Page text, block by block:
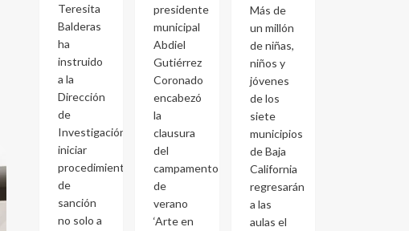
Teresita
Balderas
ha
instruido
a la
Dirección
de
Investigación
iniciar
procedimientos
de
sanción
no solo a
presidente
municipal
Abdiel
Gutiérrez
Coronado
encabezó
la
clausura
del
campamento
de
verano
‘Arte en
Más de
un millón
de niñas,
niños y
jóvenes
de los
siete
municipios
de Baja
California
regresarán
a las
aulas el